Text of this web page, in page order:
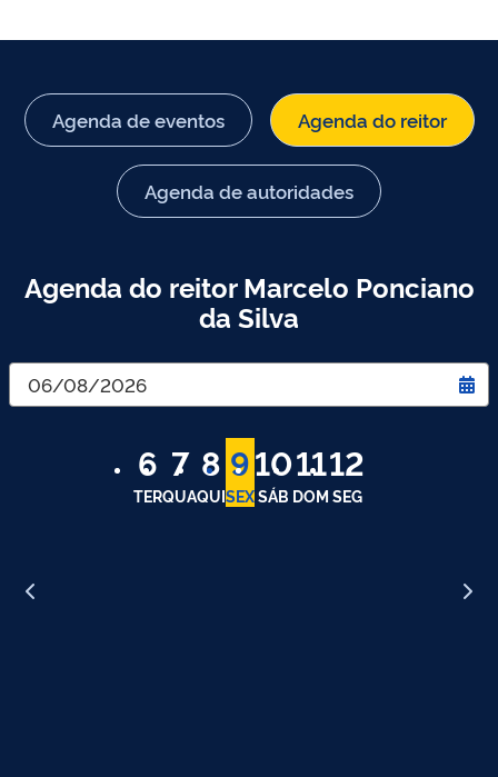
Agenda de eventos Agenda do reitor
Agenda de autoridades
Agenda do reitor Marcelo Ponciano
da Silva
6
TER
7
QUA
8
QUI
9
SEX
10
SÁB
11
DOM
12
SEG